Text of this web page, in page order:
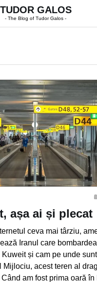
TUDOR GALOS
- The Blog of Tudor Galos -
așa ai și plecat
ceva mai târziu,
Iranul care
și cam pe unde
Mijlociu, acest teren al
am fost prima oară în